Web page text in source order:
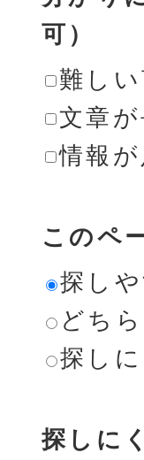
可）
難し
文章が
情報
このペ
探し
どち
探し
探しに